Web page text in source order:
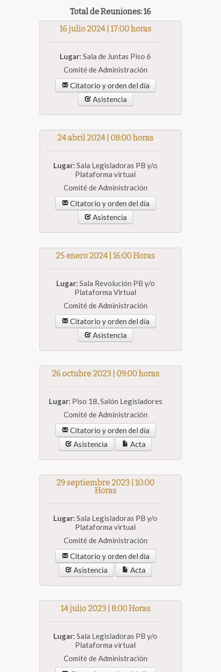
Total de Reuniones: 16
16 julio 2024 | 17:00 horas
Lugar: Sala de Juntas Piso 6
Comité de Administración
Citatorio y orden del día
Asistencia
24 abril 2024 | 08:00 horas
Lugar: Sala Legisladoras PB y/o
Plataforma virtual
Comité de Administración
Citatorio y orden del día
Asistencia
25 enero 2024 | 16:00 Horas
Lugar: Sala Revolución PB y/o
Plataforma Virtual
Comité de Administración
Citatorio y orden del día
Asistencia
26 octubre 2023 | 09:00 horas
Lugar: Piso 18, Salón Legisladores
Comité de Administración
Citatorio y orden del día
Asistencia
Acta
29 septiembre 2023 | 10:00
Horas
Lugar: Sala Legisladoras PB y/o
Plataforma virtual
Comité de Administración
Citatorio y orden del día
Asistencia
Acta
14 julio 2023 | 8:00 Horas
Lugar: Sala Legisladoras PB y/o
Plataforma virtual
Comité de Administración